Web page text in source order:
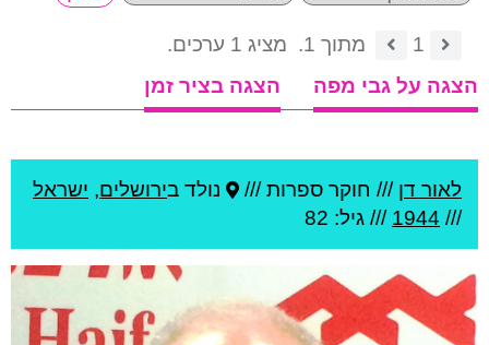
1 מתוך 1.
מציג 1 ערכים.
הצגה על גבי מפה
הצגה בציר זמן
לאור דן /// חוקר ספרות /// נולד בירושלים, ישראל
///
1944 /// גיל: 82